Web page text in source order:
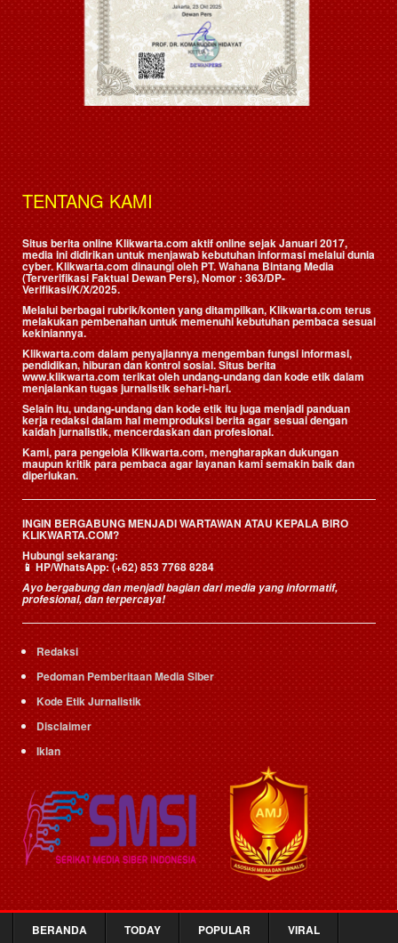
TENTANG KAMI
Situs berita online Klikwarta.com aktif online sejak Januari 2017,
media ini didirikan untuk menjawab kebutuhan informasi melalui dunia
cyber. Klikwarta.com dinaungi oleh PT. Wahana Bintang Media
(Terverifikasi Faktual Dewan Pers), Nomor : 363/DP-
Verifikasi/K/X/2025.
Melalui berbagai rubrik/konten yang ditampilkan, Klikwarta.com terus
melakukan pembenahan untuk memenuhi kebutuhan pembaca sesuai
kekiniannya.
Klikwarta.com dalam penyajiannya mengemban fungsi informasi,
pendidikan, hiburan dan kontrol sosial. Situs berita
www.klikwarta.com terikat oleh undang-undang dan kode etik dalam
menjalankan tugas jurnalistik sehari-hari.
Selain itu, undang-undang dan kode etik itu juga menjadi panduan
kerja redaksi dalam hal memproduksi berita agar sesuai dengan
kaidah jurnalistik, mencerdaskan dan profesional.
Kami, para pengelola Klikwarta.com, mengharapkan dukungan
maupun kritik para pembaca agar layanan kami semakin baik dan
diperlukan.
INGIN BERGABUNG MENJADI WARTAWAN ATAU KEPALA BIRO
KLIKWARTA.COM?
Hubungi sekarang:
📱HP/WhatsApp:(+62) 853 7768 8284
Ayo bergabung dan menjadi bagian dari media yang informatif,
profesional, dan terpercaya!
Redaksi
Pedoman Pemberitaan Media Siber
Kode Etik Jurnalistik
Disclaimer
Iklan
BERANDA TODAY POPULAR VIRAL